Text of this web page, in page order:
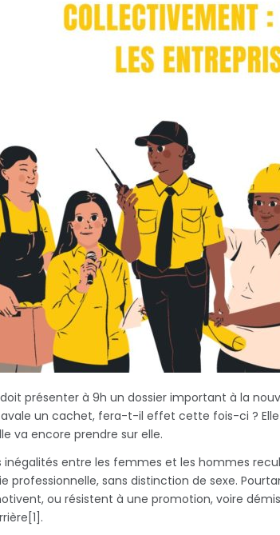
présenter à 9h un dossier important à la
un cachet, fera-t-il effet cette fois-ci ? Elle
va encore prendre sur elle.
inégalités entre les femmes et les hommes
professionnelle, sans distinction de sexe.
ou résistent à une promotion, voire